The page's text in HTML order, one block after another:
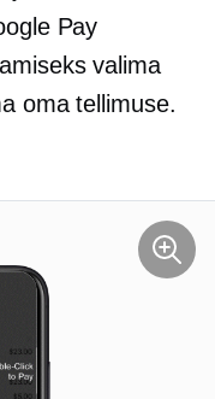
Pay
valima
oma tellimuse.